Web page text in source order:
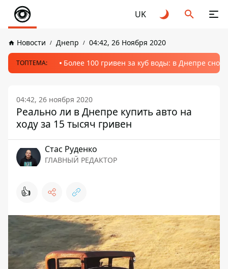
UK
Новости Днепр 04:42, 26 Ноября 2020
ТОПТЕМА: Более 100 гривен за куб воды: в Днепре
04:42, 26 ноября 2020
Реально ли в Днепре купить авто на
ходу за 15 тысяч гривен
Стаc Руденко
ГЛАВНЫЙ РЕДАКТОР
👍